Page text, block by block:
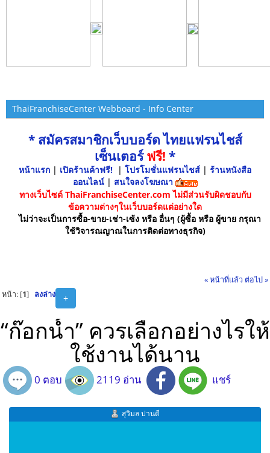
ThaiFranchiseCenter Webboard - Info Center
* สมัครสมาชิกเว็บบอร์ด ไทยแฟรนไชส์
เซ็นเตอร์ฟรี! *
หน้าแรก | เปิดร้านค้าฟรี! | โปรโมชั่นแฟรนไชส์ | ร้านหนังสือ
ออนไลน์ | สนใจลงโฆษณา
ทางเว็บไซต์ ThaiFranchiseCenter.com ไม่มีส่วนรับผิดชอบกับ
ข้อความต่างๆในเว็บบอร์ดแต่อย่างใด
ไม่ว่าจะเป็นการซื้อ-ขาย-เช่า-เซ้ง หรือ อื่นๆ (ผู้ซื้อ หรือ ผู้ขาย กรุณา
ใช้วิจารณญาณในการติดต่อทางธุรกิจ)
« หน้าที่แล้ว ต่อไป »
+
หน้า: [1] ลงล่าง
“ก๊อกน้ำ” ควรเลือกอย่างไรให้
ใช้งานได้นาน
0 ตอบ 2119 อ่าน แชร์
สุวิมล ปานดี